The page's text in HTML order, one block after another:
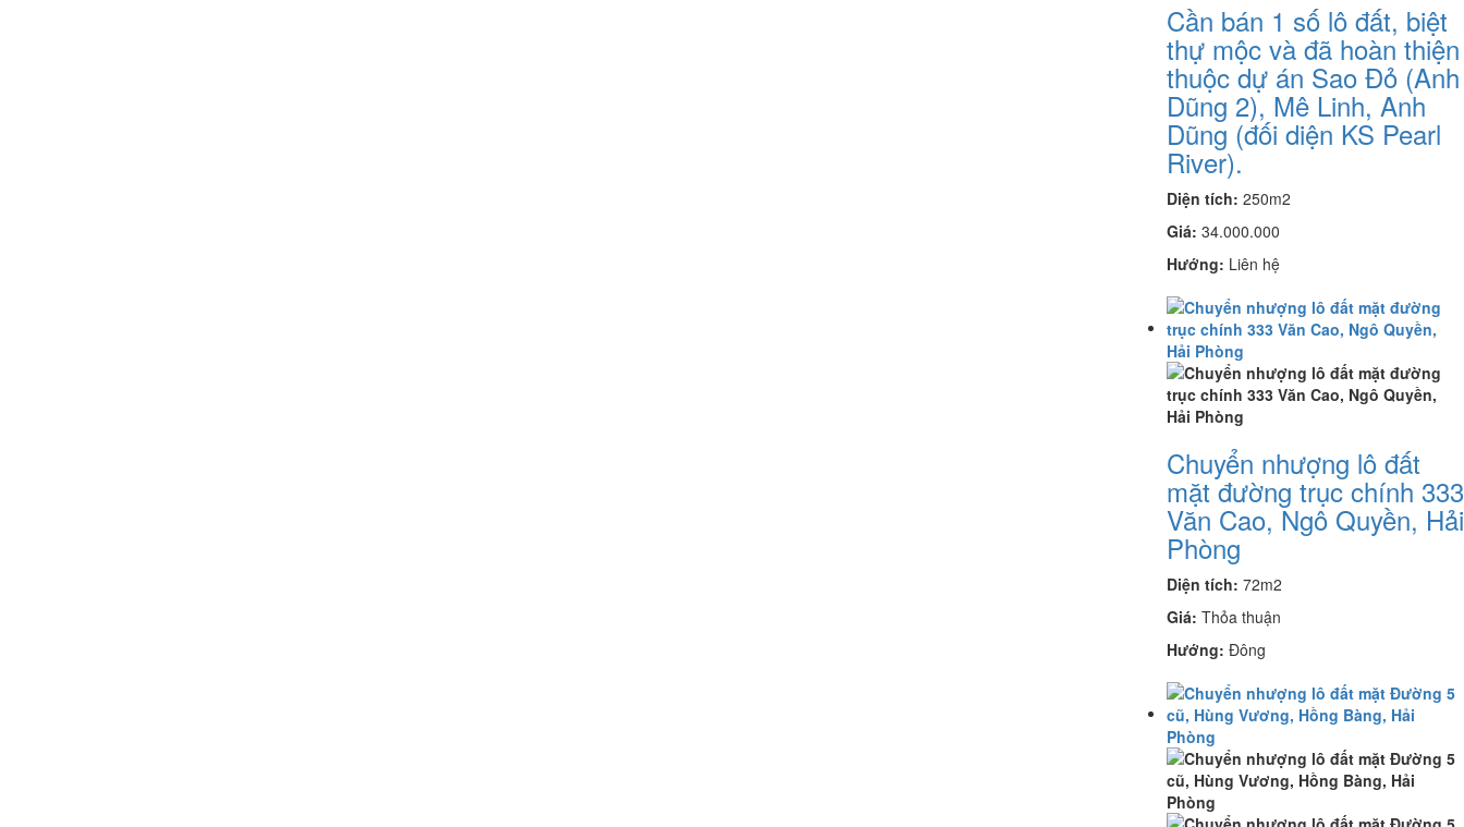
Cần bán 1 số lô đất, biệt
thự mộc và đã hoàn thiện
thuộc dự án Sao Đỏ (Anh
Dũng 2), Mê Linh, Anh
Dũng (đối diện KS Pearl
River).
Diện tích: 250m2
Giá: 34.000.000
Hướng: Liên hệ
Chuyển nhượng lô đất
mặt đường trục chính 333
Văn Cao, Ngô Quyền, Hải
Phòng
Diện tích: 72m2
Giá: Thỏa thuận
Hướng: Đông